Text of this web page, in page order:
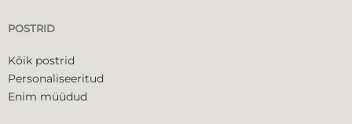
POSTRID
Kõik postrid
Personaliseeritud
Enim müüdud